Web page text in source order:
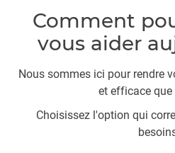
Comment
vous aider
Nous sommes ici pour rendre
et efficace que
Choisissez l'option qui